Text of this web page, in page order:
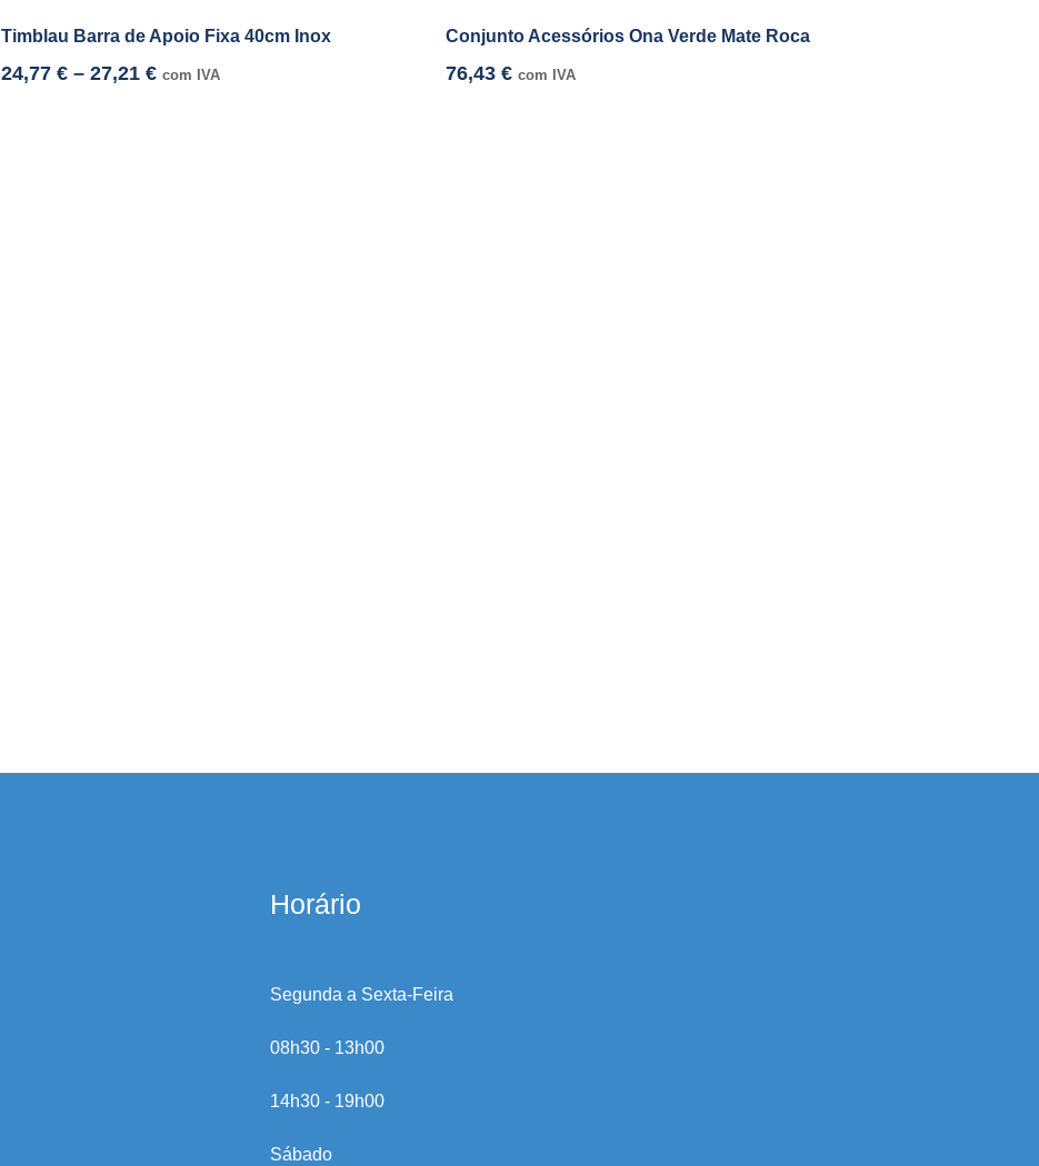
Timblau Barra de Apoio Fixa 40cm Inox
24,77 € – 27,21 € com IVA
Conjunto Acessórios Ona Verde Mate Roca
76,43 € com IVA
Horário
Segunda a Sexta-Feira
08h30 - 13h00
14h30 - 19h00
Sábado